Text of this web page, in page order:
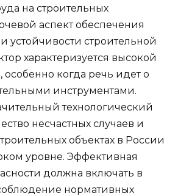
на строительных
аспект обеспечения
устойчивости строительной
характеризуется высокой
особенно когда речь идет о
инструментами.
технологический
несчастных случаев и
объектах в России
уровне. Эффективная
должна включать в
нормативных